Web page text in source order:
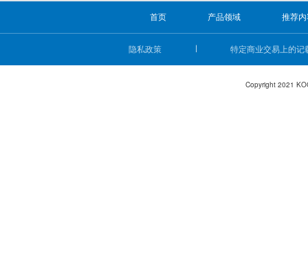
首页 产品领域 推荐
隐私政策 特定商业交易上的记
Copyright 2021